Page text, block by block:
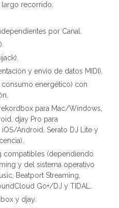
recorrido.
por Canal.
y envio de datos MIDI).
consumo energético) con
para Mac/Windows,
djay Pro para
Android, Serato DJ Lite y
compatibles (dependiendo
y del sistema operativo
Beatport Streaming,
Go+/DJ y TIDAL.
y djay.